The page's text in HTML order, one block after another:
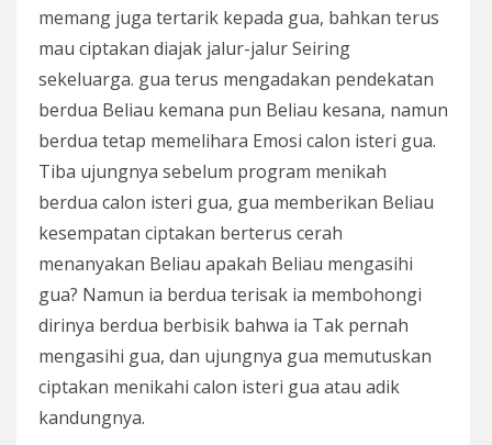
memang juga tertarik kepada gua, bahkan terus
mau ciptakan diajak jalur-jalur Seiring
sekeluarga. gua terus mengadakan pendekatan
berdua Beliau kemana pun Beliau kesana, namun
berdua tetap memelihara Emosi calon isteri gua.
Tiba ujungnya sebelum program menikah
berdua calon isteri gua, gua memberikan Beliau
kesempatan ciptakan berterus cerah
menanyakan Beliau apakah Beliau mengasihi
gua? Namun ia berdua terisak ia membohongi
dirinya berdua berbisik bahwa ia Tak pernah
mengasihi gua, dan ujungnya gua memutuskan
ciptakan menikahi calon isteri gua atau adik
kandungnya.